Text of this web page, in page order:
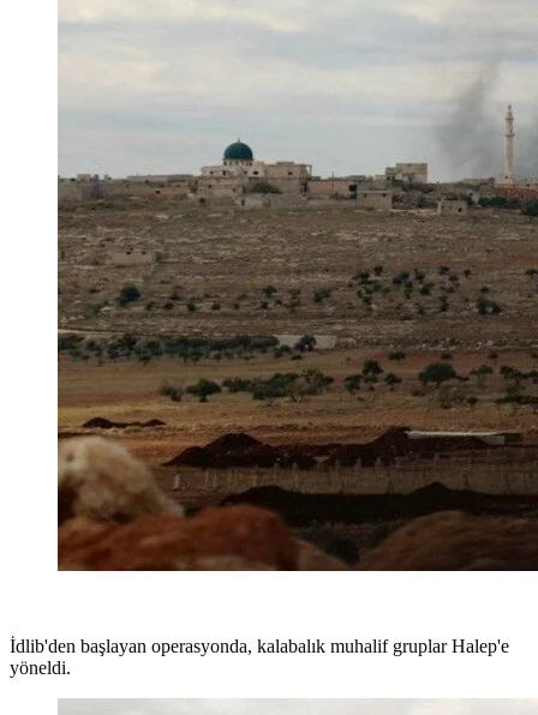
İdlib'den başlayan operasyonda, kalabalık muhalif gruplar Halep'e
yöneldi.